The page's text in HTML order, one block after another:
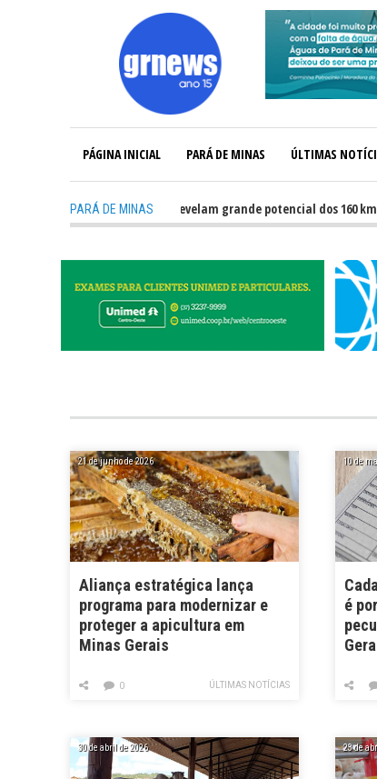
PÁGINA INICIAL PARÁ DE MINAS ÚLTIMAS
PARÁ DE MINAS
GRNEWS TV: Atletas revelam grande potencial dos 160 km
21 de junho de 2026
Aliança estratégica lança
programa para modernizar e
proteger a apicultura em
Minas Gerais
ÚLTIMAS NOTÍCIAS
0
10 de
é
30 de abril de 2026 23 de